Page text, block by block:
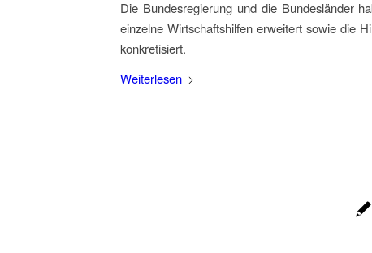
Die Bundesregierung und die Bundesländer
einzelne Wirtschaftshilfen erweitert sowie die
konkretisiert.
Weiterlesen